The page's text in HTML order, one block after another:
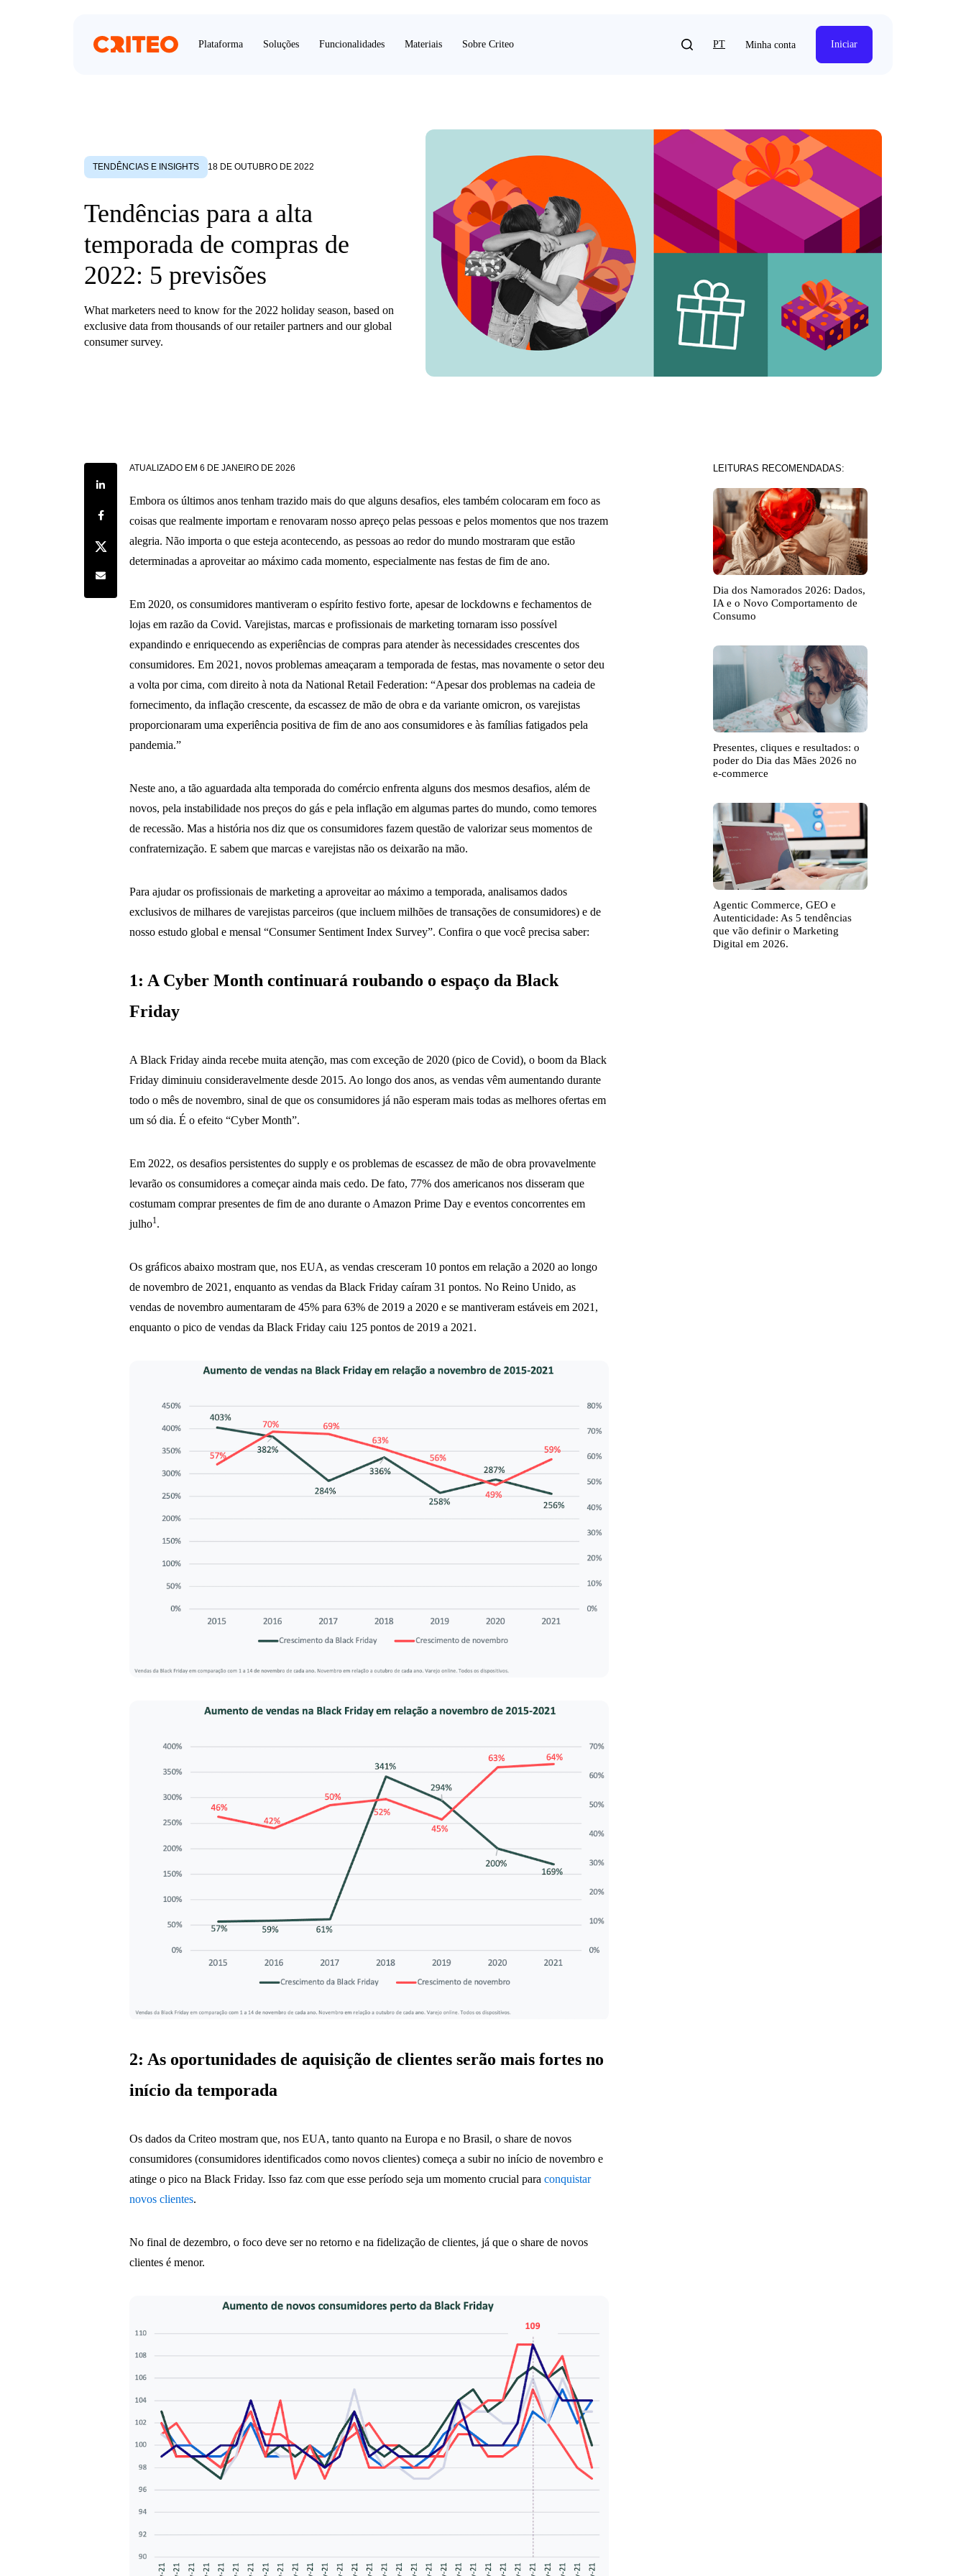
Plataforma Soluções Funcionalidades Materiais Sobre Criteo PT Minha conta Iniciar
TENDÊNCIAS E INSIGHTS 18 DE OUTUBRO DE 2022
Tendências para a alta
temporada de compras de
2022: 5 previsões
What marketers need to know for the 2022 holiday season, based on
exclusive data from thousands of our retailer partners and our global
consumer survey.
Share on LinkedIn
Share on Facebook
Share on Twitter
Share by e-mail
ATUALIZADO EM 6 DE JANEIRO DE 2026
Embora os últimos anos tenham trazido mais do que alguns desafios, eles também colocaram em foco as
coisas que realmente importam e renovaram nosso apreço pelas pessoas e pelos momentos que nos trazem
alegria. Não importa o que esteja acontecendo, as pessoas ao redor do mundo mostraram que estão
determinadas a aproveitar ao máximo cada momento, especialmente nas festas de fim de ano.
Em 2020, os consumidores mantiveram o espírito festivo forte, apesar de lockdowns e fechamentos de
lojas em razão da Covid. Varejistas, marcas e profissionais de marketing tornaram isso possível
expandindo e enriquecendo as experiências de compras para atender às necessidades crescentes dos
consumidores. Em 2021, novos problemas ameaçaram a temporada de festas, mas novamente o setor deu
a volta por cima, com direito à nota da National Retail Federation: “Apesar dos problemas na cadeia de
fornecimento, da inflação crescente, da escassez de mão de obra e da variante omicron, os varejistas
proporcionaram uma experiência positiva de fim de ano aos consumidores e às famílias fatigados pela
pandemia.”
Neste ano, a tão aguardada alta temporada do comércio enfrenta alguns dos mesmos desafios, além de
novos, pela instabilidade nos preços do gás e pela inflação em algumas partes do mundo, como temores
de recessão. Mas a história nos diz que os consumidores fazem questão de valorizar seus momentos de
confraternização. E sabem que marcas e varejistas não os deixarão na mão.
Para ajudar os profissionais de marketing a aproveitar ao máximo a temporada, analisamos dados
exclusivos de milhares de varejistas parceiros (que incluem milhões de transações de consumidores) e de
nosso estudo global e mensal “Consumer Sentiment Index Survey”. Confira o que você precisa saber:
1: A Cyber Month continuará roubando o espaço da Black
Friday
A Black Friday ainda recebe muita atenção, mas com exceção de 2020 (pico de Covid), o boom da Black
Friday diminuiu consideravelmente desde 2015. Ao longo dos anos, as vendas vêm aumentando durante
todo o mês de novembro, sinal de que os consumidores já não esperam mais todas as melhores ofertas em
um só dia. É o efeito “Cyber Month”.
Em 2022, os desafios persistentes do supply e os problemas de escassez de mão de obra provavelmente
levarão os consumidores a começar ainda mais cedo. De fato, 77% dos americanos nos disseram que
costumam comprar presentes de fim de ano durante o Amazon Prime Day e eventos concorrentes em
julho1.
Os gráficos abaixo mostram que, nos EUA, as vendas cresceram 10 pontos em relação a 2020 ao longo
de novembro de 2021, enquanto as vendas da Black Friday caíram 31 pontos. No Reino Unido, as
vendas de novembro aumentaram de 45% para 63% de 2019 a 2020 e se mantiveram estáveis em 2021,
enquanto o pico de vendas da Black Friday caiu 125 pontos de 2019 a 2021.
2: As oportunidades de aquisição de clientes serão mais fortes no
início da temporada
Os dados da Criteo mostram que, nos EUA, tanto quanto na Europa e no Brasil, o share de novos
consumidores (consumidores identificados como novos clientes) começa a subir no início de novembro e
atinge o pico na Black Friday. Isso faz com que esse período seja um momento crucial paraconquistar
novos clientes.
No final de dezembro, o foco deve ser no retorno e na fidelização de clientes, já que o share de novos
clientes é menor.
LEITURAS RECOMENDADAS:
Dia dos Namorados 2026: Dados,
IA e o Novo Comportamento de
Consumo
Presentes, cliques e resultados: o
poder do Dia das Mães 2026 no
e-commerce
Agentic Commerce, GEO e
Autenticidade: As 5 tendências
que vão definir o Marketing
Digital em 2026.